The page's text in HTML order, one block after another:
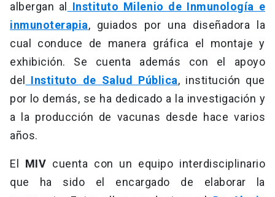
albergan al
Instituto Milenio de Inmunología e
inmunoterapia, guiados por una diseñadora la
cual conduce de manera gráfica el montaje y
exhibición. Se cuenta además con el apoyo
del
Instituto de Salud Pública, institución que
por lo demás, se ha dedicado a la investigación y
a la producción de vacunas desde hace varios
años.
El MIV cuenta con un equipo interdisciplinario
que ha sido el encargado de elaborar la